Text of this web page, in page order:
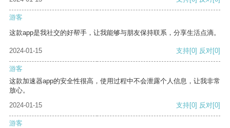
游客
这款app是我社交的好帮手，让我能够与朋友保持联系，分享生活点滴。
2024-01-15 支持[0] 反对[0]
游客
这款加速器app的安全性很高，使用过程中不会泄露个人信息，让我非常
放心。
2024-01-15
支持[0] 反对[0]
游客